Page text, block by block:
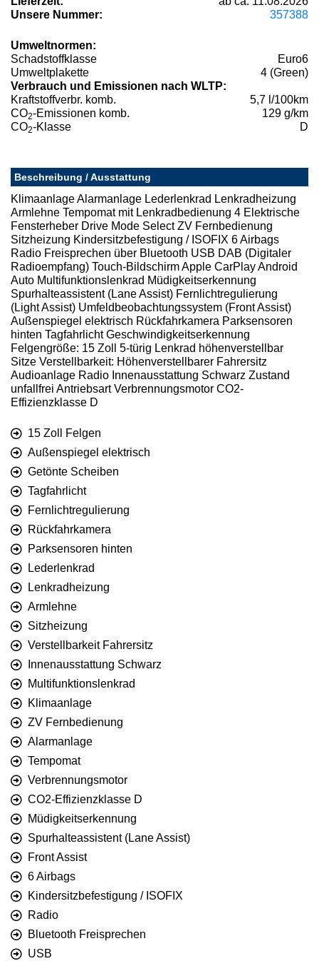
Unsere Nummer:
357388
Umweltnormen:
Schadstoffklasse
Euro6
Umweltplakette
4 (Green)
Verbrauch und Emissionen nach WLTP:
Kraftstoffverbr. komb.
5,7 l/100km
CO2-Emissionen komb.
129 g/km
CO2-Klasse D
Beschreibung / Ausstattung
Klimaanlage Alarmanlage Lederlenkrad Lenkradheizung
Armlehne Tempomat mit Lenkradbedienung 4 Elektrische
Fensterheber Drive Mode Select ZV Fernbedienung
Sitzheizung Kindersitzbefestigung / ISOFIX 6 Airbags
Radio Freisprechen über Bluetooth USB DAB (Digitaler
Radioempfang) Touch-Bildschirm Apple CarPlay Android
Auto Multifunktionslenkrad Müdigkeitserkennung
Spurhalteassistent (Lane Assist) Fernlichtregulierung
(Light Assist) Umfeldbeobachtungssystem (Front Assist)
Außenspiegel elektrisch Rückfahrkamera Parksensoren
hinten Tagfahrlicht Geschwindigkeitserkennung
Felgengröße: 15 Zoll 5-türig Lenkrad höhenverstellbar
Sitze Verstellbarkeit: Höhenverstellbarer Fahrersitz
Audioanlage Radio Innenausstattung Schwarz Zustand
unfallfrei Antriebsart Verbrennungsmotor CO2-
Effizienzklasse D
15 Zoll Felgen
Außenspiegel elektrisch
Getönte Scheiben
Tagfahrlicht
Fernlichtregulierung
Rückfahrkamera
Parksensoren hinten
Lederlenkrad
Lenkradheizung
Armlehne
Sitzheizung
Verstellbarkeit Fahrersitz
Innenausstattung Schwarz
Multifunktionslenkrad
Klimaanlage
ZV Fernbedienung
Alarmanlage
Tempomat
Verbrennungsmotor
CO2-Effizienzklasse D
Müdigkeitserkennung
Spurhalteassistent (Lane Assist)
Front Assist
6 Airbags
Kindersitzbefestigung / ISOFIX
Radio
Bluetooth Freisprechen
USB